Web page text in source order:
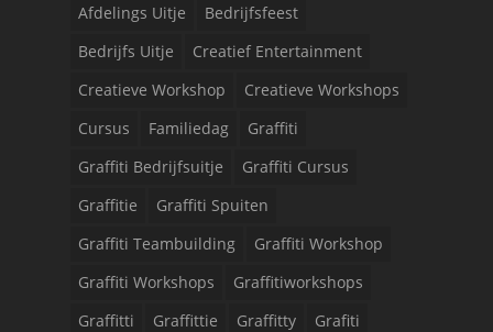
Afdelings Uitje
Bedrijfsfeest
Bedrijfs Uitje
Creatief Entertainment
Creatieve Workshop
Creatieve Workshops
Cursus
Familiedag
Graffiti
Graffiti Bedrijfsuitje
Graffiti Cursus
Graffitie
Graffiti Spuiten
Graffiti Teambuilding
Graffiti Workshop
Graffiti Workshops
Graffitiworkshops
Graffitti
Graffittie Graffitty
Grafiti